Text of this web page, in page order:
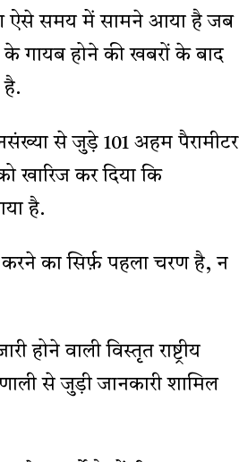
ऐसे समय में सामने आया है जब
होने की खबरों के बाद
है.
से जुड़े 101 अहम पैरामीटर
खारिज कर दिया कि
है.
करने का सिर्फ़ पहला चरण है, न
वाली विस्तृत राष्ट्रीय
से जुड़ी जानकारी शामिल